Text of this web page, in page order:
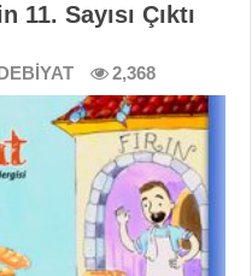
Sayısı Çıktı
2,368